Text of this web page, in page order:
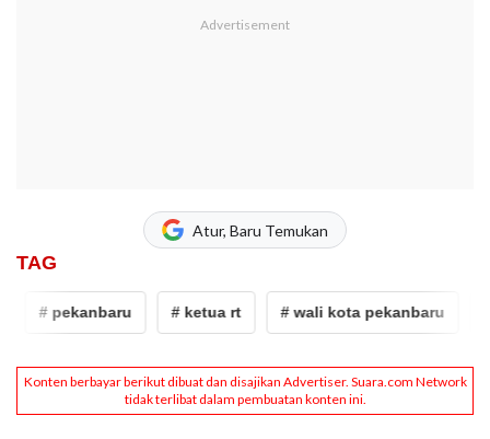
Atur, Baru Temukan
TAG
# pekanbaru # ketua rt # wali kota pekanbaru